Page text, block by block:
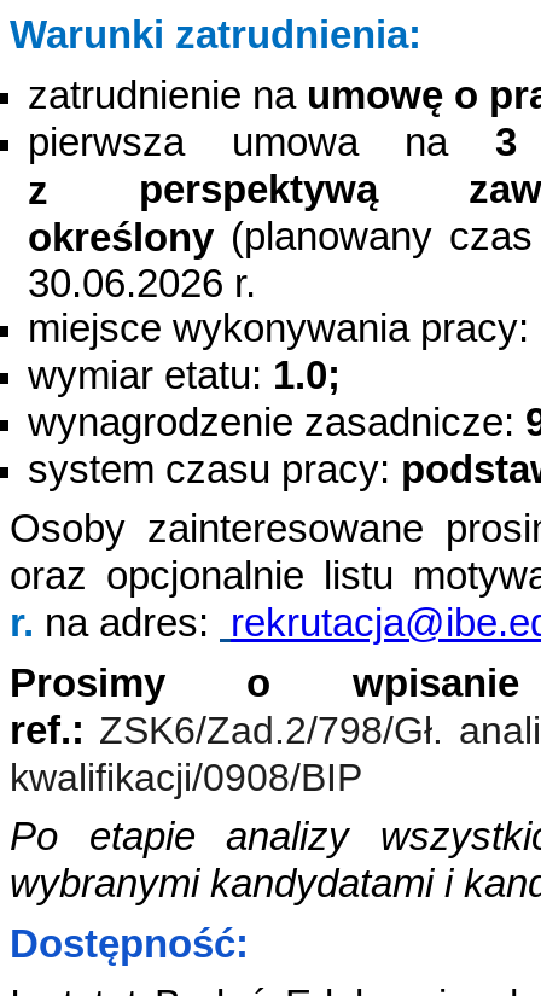
Warunki zatrudnienia:
zatrudnienie naumowę o
pierwsza umowa na 3
z perspektywą
określony (planowany
30.06.2026 r.
miejsce wykonywania pracy:
wymiar etatu: 1.0;
wynagrodzenie zasadnicze:
system czasu pracy:
Osoby zainteresowane
oraz opcjonalnie listu
r. na adres:
Prosimy o
ref.: ZSK6/Zad.2/798/Gł.
kwalifikacji/0908/BIP
Po etapie analizy
wybranymi kandydatami i
Dostępność: